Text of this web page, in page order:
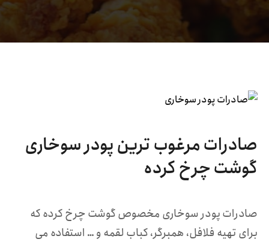
صادرات مرغوب ترین پودر سوخاری
گوشت چرخ کرده
صادرات پودر سوخاری مخصوص گوشت چرخ کرده که
برای تهیه فلافل، همبرگر، کباب لقمه و … استفاده می